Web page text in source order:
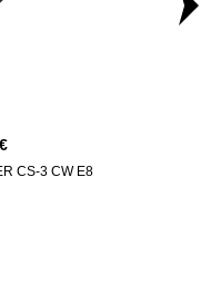
CS-3 CW E8